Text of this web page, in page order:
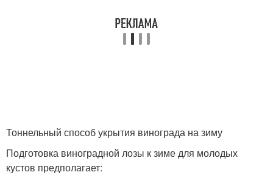
Тоннельный способ укрытия винограда на зиму
Подготовка виноградной лозы к зиме для молодых
кустов предполагает: